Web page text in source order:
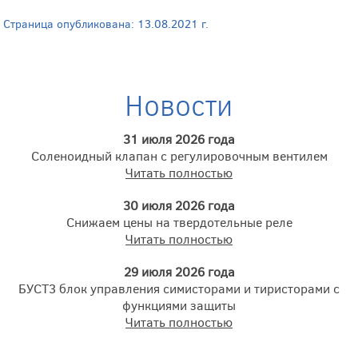
Страница опубликована: 13.08.2021 г.
Новости
31 июля 2026 года
Соленоидный клапан с регулировочным вентилем
Читать полностью
30 июля 2026 года
Снижаем цены на твердотельные реле
Читать полностью
29 июля 2026 года
БУСТ3 блок управления симисторами и тиристорами с
функциями защиты
Читать полностью